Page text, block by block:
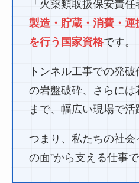
「火薬類取扱保安責任
製造・貯蔵・消費・
を行う国家資格です。
トンネル工事での発
の岩盤破砕、さらに
まで、幅広い現場で活
つまり、私たちの社会
の面”から支える仕事で